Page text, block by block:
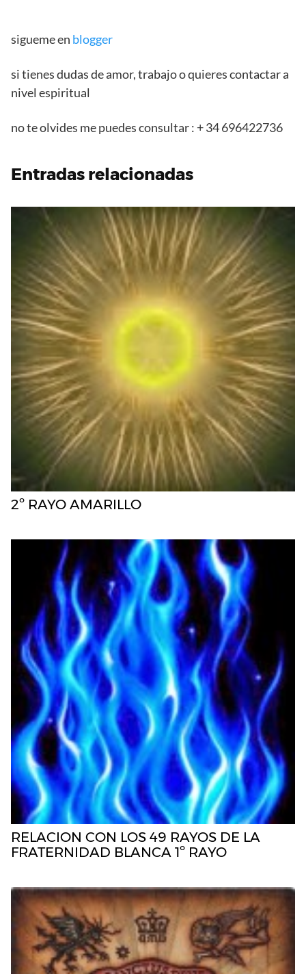
sigueme en blogger
si tienes dudas de amor, trabajo o quieres contactar a
nivel espiritual
no te olvides me puedes consultar : + 34 696422736
Entradas relacionadas
2º RAYO AMARILLO
RELACION CON LOS 49 RAYOS DE LA
FRATERNIDAD BLANCA 1º RAYO